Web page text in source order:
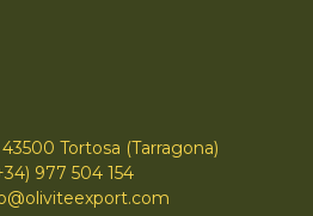
Tortosa (Tarragona)
977 504 154